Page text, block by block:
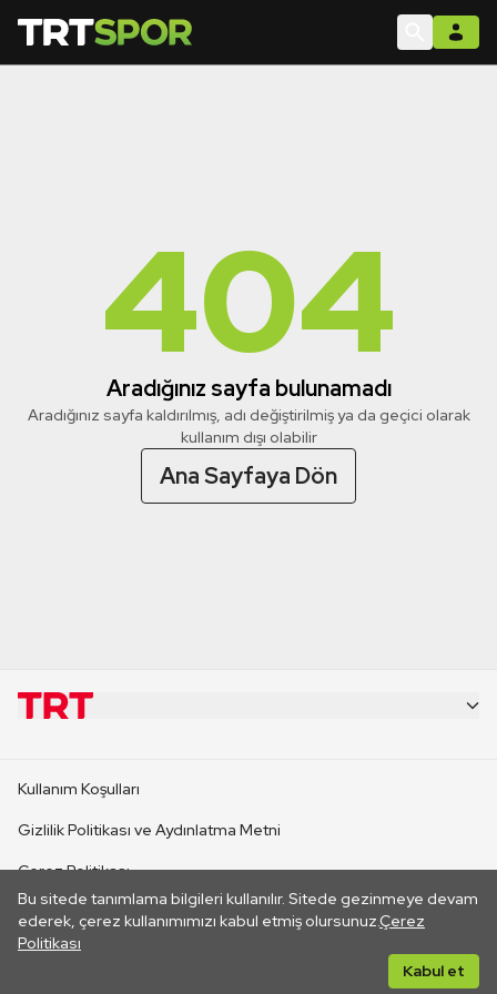
404
Aradığınız sayfa bulunamadı
Aradığınız sayfa kaldırılmış, adı değiştirilmiş ya da geçici olarak
kullanım dışı olabilir
Ana Sayfaya Dön
Bu sitede tanımlama bilgileri kullanılır. Sitede gezinmeye devam
ederek, çerez kullanımımızı kabul etmiş olursunuz.Çerez
Politikası
Kabul et
CANLI YAYINLAR
Kullanım Koşulları
Gizlilik Politikası ve Aydınlatma Metni
Çerez Politikası
İletişim
Her hakkı saklıdır. ©2026 TRT. Bağlantı yoluyla gidilen dış